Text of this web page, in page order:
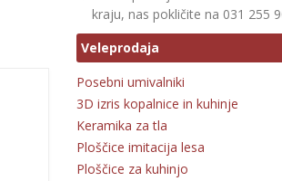
kraju, nas pokličite na 031 255
Veleprodaja
Posebni umivalniki
3D izris kopalnice in kuhinje
Keramika za tla
Ploščice imitacija lesa
Ploščice za kuhinjo